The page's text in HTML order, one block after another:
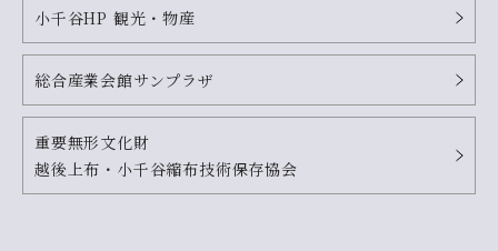
小千谷HP 観光・物産
総合産業会館サンプラザ
重要無形文化財
越後上布・小千谷縮布技術保存協会